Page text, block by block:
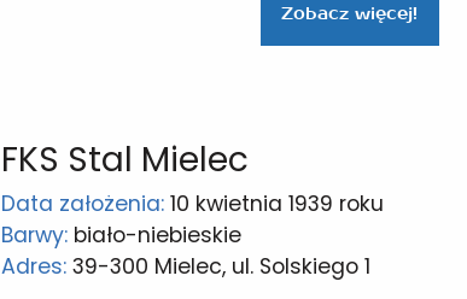
Zobacz więcej!
FKS Stal Mielec
Data założenia: 10 kwietnia 1939 roku
Barwy: biało-niebieskie
Adres: 39-300 Mielec, ul. Solskiego 1